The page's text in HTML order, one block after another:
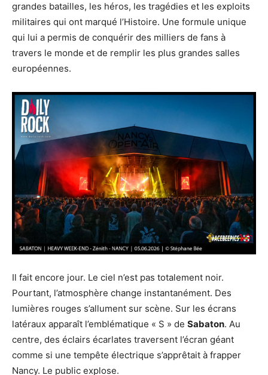
grandes batailles, les héros, les tragédies et les exploits
militaires qui ont marqué l’Histoire. Une formule unique
qui lui a permis de conquérir des milliers de fans à
travers le monde et de remplir les plus grandes salles
européennes.
Il fait encore jour. Le ciel n’est pas totalement noir.
Pourtant, l’atmosphère change instantanément. Des
lumières rouges s’allument sur scène. Sur les écrans
latéraux apparaît l’emblématique « S » de Sabaton. Au
centre, des éclairs écarlates traversent l’écran géant
comme si une tempête électrique s’apprêtait à frapper
Nancy. Le public explose.